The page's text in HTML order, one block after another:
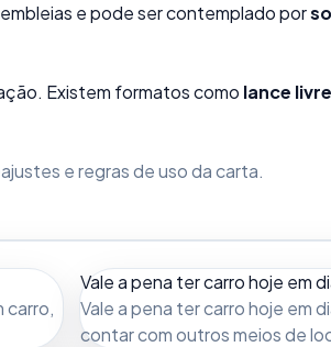
e pode ser contemplado por
Existem formatos como lance livre
e regras de uso da carta.
carro,
Vale a pena ter carro hoje em
Vale a pena ter carro hoje em
contar com outros meios de